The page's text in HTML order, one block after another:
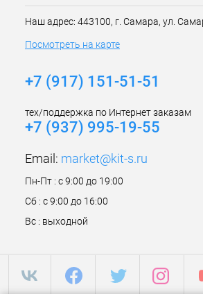
Наш адрес: 443100, г. Самара, ул.
Посмотреть на карте
+7 (917) 151-51-51
тех/поддержка по Интернет заказам
+7 (937) 995-19-55
Email: market@kit-s.ru
Пн-Пт : с 9:00 до 19:00
Сб : с 9:00 до 16:00
Вс : выходной